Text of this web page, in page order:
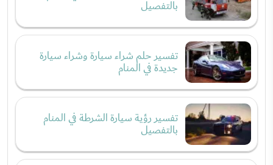
بالتفصيل
تفسير حلم شراء سيارة وشراء سيارة
جديدة في المنام
تفسير رؤية سيارة الشرطة في المنام
بالتفصيل